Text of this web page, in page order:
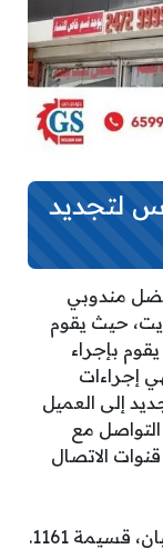
لتجديد
مندوبي
حيث يقوم
بإجراء
إجراءات
إلى العميل
مع
الاتصال
قسيمة 1161.